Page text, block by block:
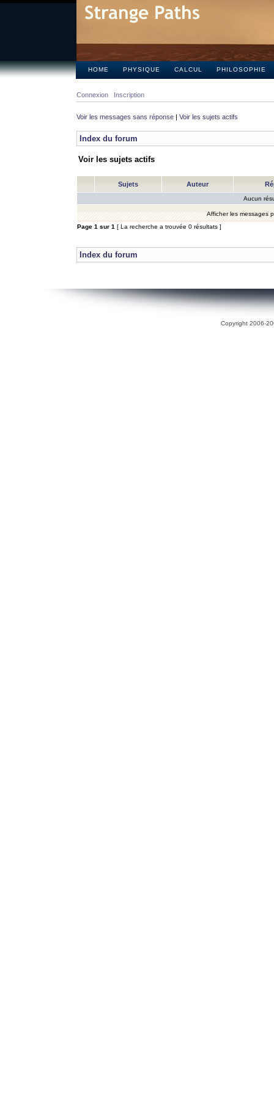
HOME PHYSIQUE CALCUL PHILOSOPHIE
Connexion Inscription
Voir les messages sans réponse | Voir les sujets actifs
Index du forum
Voir les sujets actifs
Sujets Auteur
Aucun
Afficher les messages
Page 1 sur 1 [ La recherche a trouvée 0 résultats ]
Index du forum
Copyright 2006-